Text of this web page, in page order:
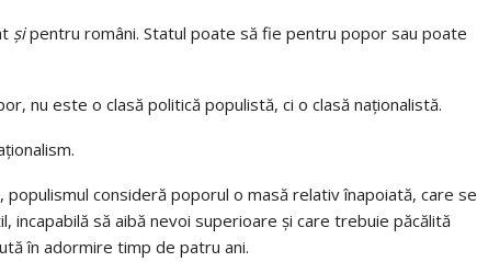
șipentru români. Statul poate să fie pentru popor sau poate
nu este o clasă politică populistă, ci o clasă naționalistă.
consideră poporul o masă relativ înapoiată, care se
incapabilă să aibă nevoi superioare și care trebuie păcălită
în adormire timp de patru ani.